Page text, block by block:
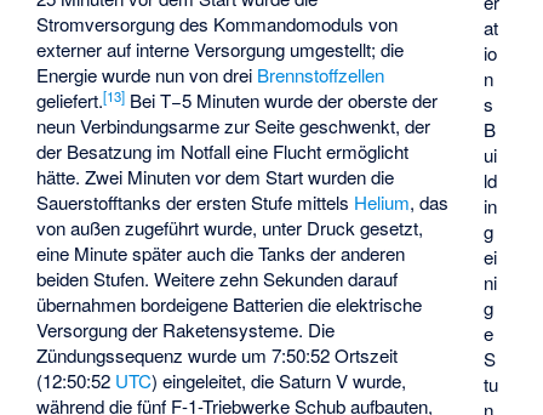
at
io
n
s
B
ui
ld
in
g
ei
ni
g
e
S
tu
Stromversorgung des Kommandomoduls von
externer auf interne Versorgung umgestellt; die
Energie wurde nun von drei Brennstoffzellen
geliefert.[13] Bei T−5 Minuten wurde der oberste der
neun Verbindungsarme zur Seite geschwenkt, der
der Besatzung im Notfall eine Flucht ermöglicht
hätte. Zwei Minuten vor dem Start wurden die
Sauerstofftanks der ersten Stufe mittels Helium, das
von außen zugeführt wurde, unter Druck gesetzt,
eine Minute später auch die Tanks der anderen
beiden Stufen. Weitere zehn Sekunden darauf
übernahmen bordeigene Batterien die elektrische
Versorgung der Raketensysteme. Die
Zündungssequenz wurde um 7:50:52 Ortszeit
(12:50:52 UTC) eingeleitet, die Saturn V wurde,
während die fünf F-1-Triebwerke Schub aufbauten,